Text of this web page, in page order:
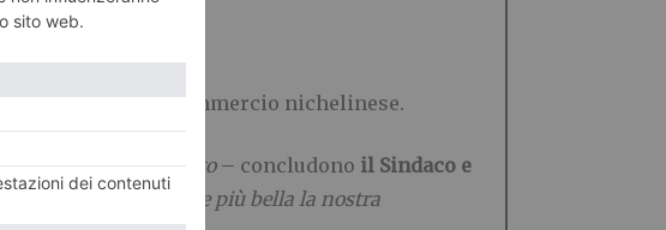
partecipanti e il commercio nichelinese.
ma avrebbe voluto– concludono il Sindaco e
per fare sempre più bella la nostra